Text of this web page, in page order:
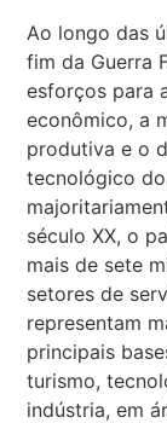
Ao longo das
fim da Guerra
esforços para
econômico, a
produtiva e o
tecnológico
século XX, o
mais de sete
setores de
representam
principais
turismo,
indústria, em